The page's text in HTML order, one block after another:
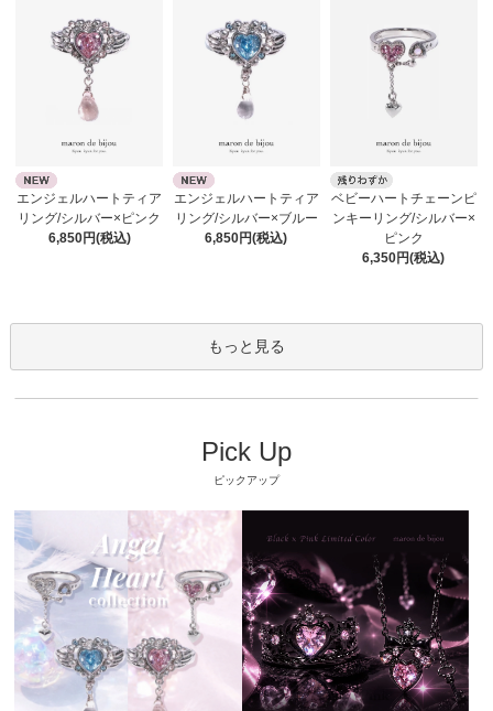
エンジェルハートティア
リング/シルバー×ピンク
6,850円(税込)
エンジェルハートティア
リング/シルバー×ブルー
6,850円(税込)
ベビーハートチェーンピ
ンキーリング/シルバー×
ピンク
6,350円(税込)
もっと見る
Pick Up
ピックアップ